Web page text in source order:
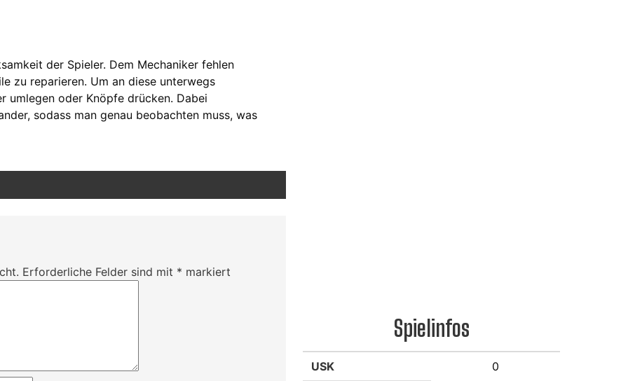
der Spieler. Dem Mechaniker fehlen
zu reparieren. Um an diese unterwegs
umlegen oder Knöpfe drücken. Dabei
sodass man genau beobachten muss, was
Erforderliche Felder sind mit * markiert
Spielinfos
USK 0